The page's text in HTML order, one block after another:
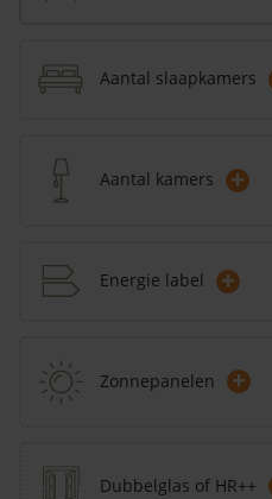
Aantal slaapkamers
Aantal kamers +
Energie label +
Zonnepanelen +
Dubbelglas of HR++